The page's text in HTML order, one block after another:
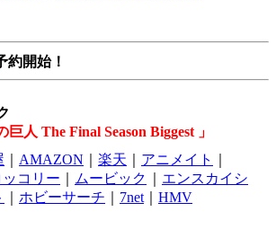
約開始！
巨人 The Final Season Biggest 」
AMAZON 楽天 アニメイト
ッコリー ムービック
エンスカイシ
ホビーサーチ 7net HMV